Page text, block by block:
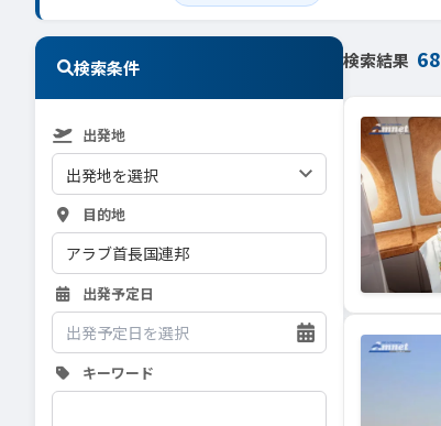
検索条件
出発地
目的地
出発予定日
キーワード
検索結果 68